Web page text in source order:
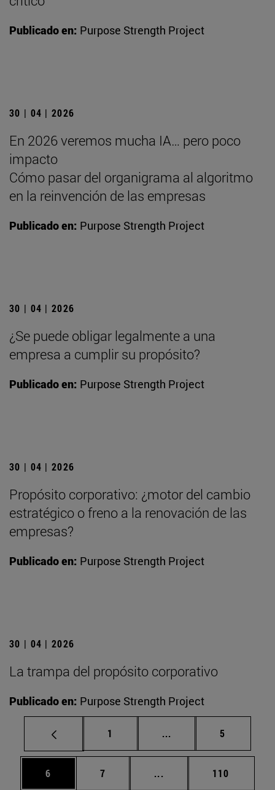
Publicado en: Purpose Strength Project
30 | 04 | 2026
En 2026 veremos mucha IA… pero poco
impacto
Cómo pasar del organigrama al algoritmo
en la reinvención de las empresas
Publicado en: Purpose Strength Project
30 | 04 | 2026
¿Se puede obligar legalmente a una
empresa a cumplir su propósito?
Publicado en: Purpose Strength Project
30 | 04 | 2026
Propósito corporativo: ¿motor del cambio
estratégico o freno a la renovación de las
empresas?
Publicado en: Purpose Strength Project
30 | 04 | 2026
La trampa del propósito corporativo
Publicado en: Purpose Strength Project
Página
1 ... Páginas intermedias
Página
5
Página
6 Página
7 ... Páginas intermedias
Página
110